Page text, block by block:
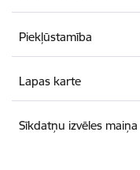
Piekļūstamība
Lapas karte
Sīkdatņu izvēles maiņa